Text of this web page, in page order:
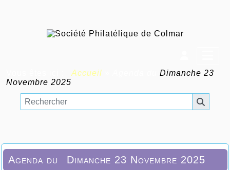
Accueil
Dimanche 23
Novembre 2025
Agenda du Dimanche 23 Novembre 2025